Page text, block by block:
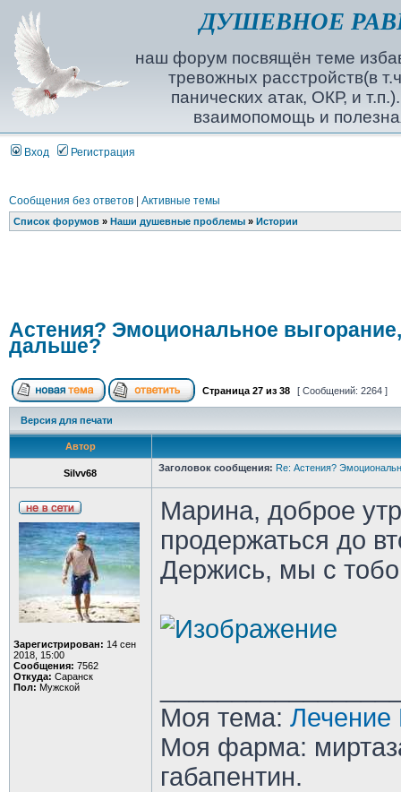
ДУШЕВНОЕ
наш форум посвящён теме
тревожных расстройств(в
панических атак, ОКР, и
взаимопомощь и
Вход Регистрация
Сообщения без ответов| Активные темы
Список форумов» Наши душевные проблемы» Истории
Астения? Эмоциональное
дальше?
Страница 27из 38 [ Сообщений: 2264 ]
Версия для печати
Автор
Silvv68 Заголовок сообщения: Re: Астения?
Зарегистрирован: 14 сен
2018, 15:00
Сообщения: 7562
Откуда: Саранск
Пол: Мужской
Марина, доброе
продержаться до
Держись, мы с
Моя тема:
Моя фарма:
габапентин.